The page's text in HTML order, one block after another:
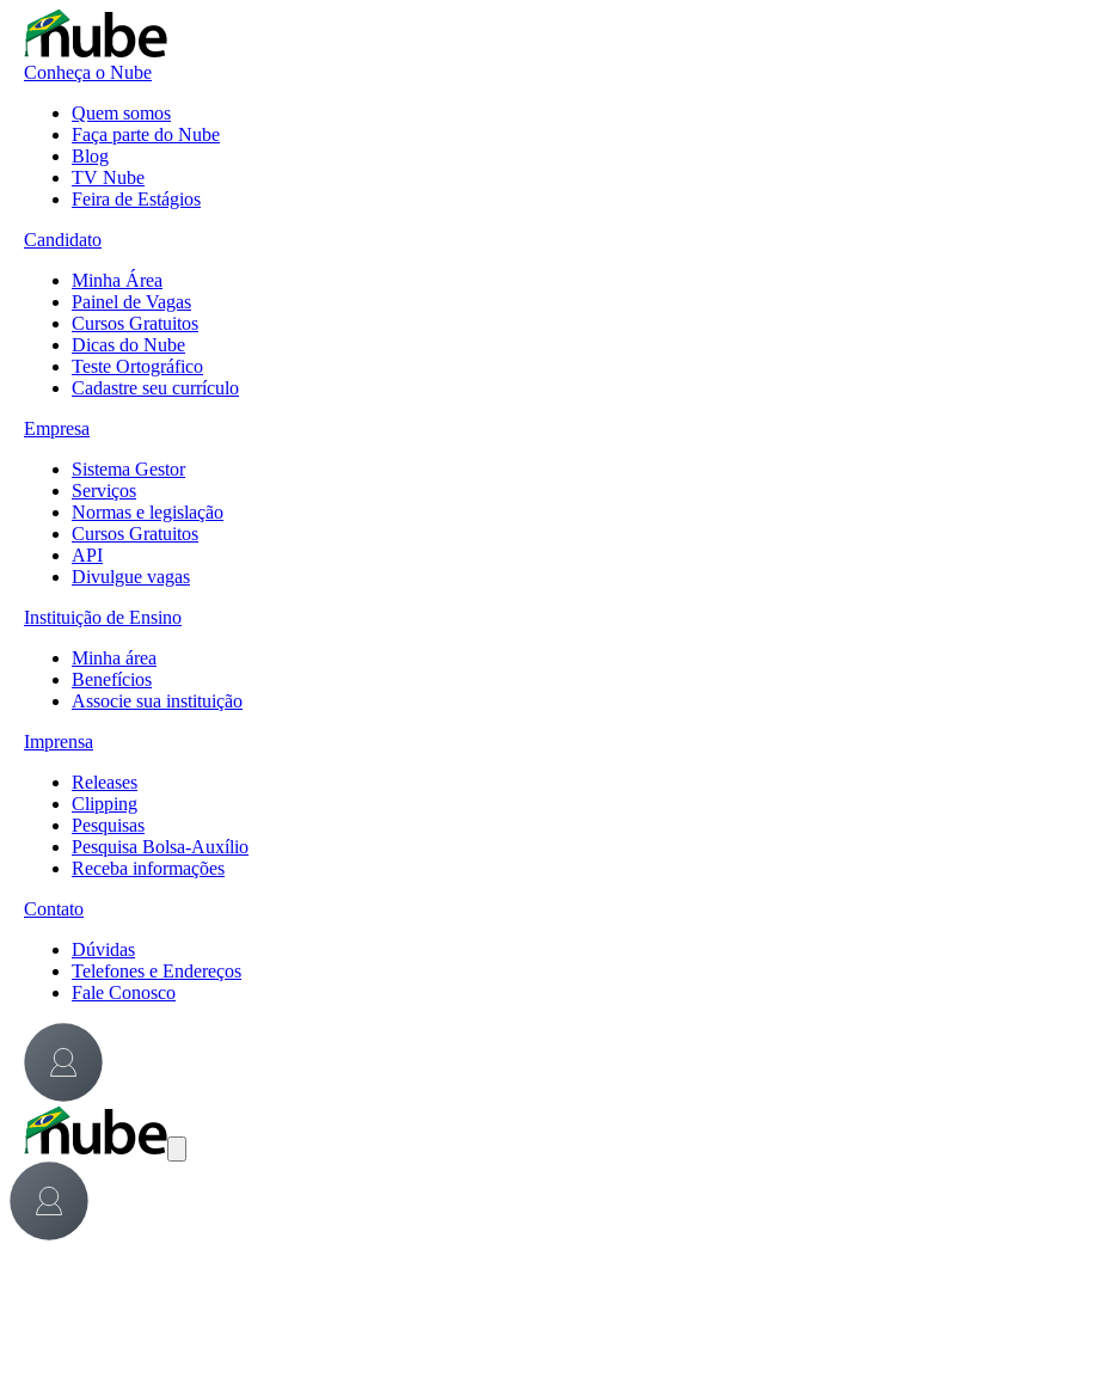
Conheça o Nube
Quem somos
Faça parte do Nube
Blog
TV Nube
Feira de Estágios
Candidato
Minha Área
Painel de Vagas
Cursos Gratuitos
Dicas do Nube
Teste Ortográfico
Cadastre seu currículo
Empresa
Sistema Gestor
Serviços
Normas e legislação
Cursos Gratuitos
API
Divulgue vagas
Instituição de Ensino
Minha área
Benefícios
Associe sua instituição
Imprensa
Releases
Clipping
Pesquisas
Pesquisa Bolsa-Auxílio
Receba informações
Contato
Dúvidas
Telefones e Endereços
Fale Conosco